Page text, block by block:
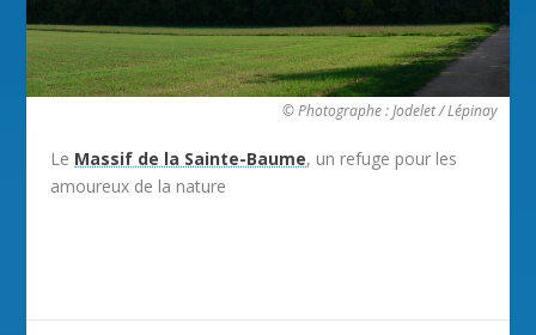
© Photographe : Jodelet / Lépinay
Le Massif de la Sainte-Baume, un refuge pour les
amoureux de la nature